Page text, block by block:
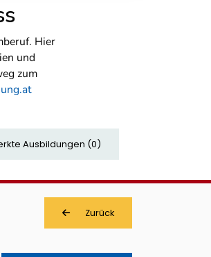
Hier
und
zum
Ausbildungen (0)
Zurück